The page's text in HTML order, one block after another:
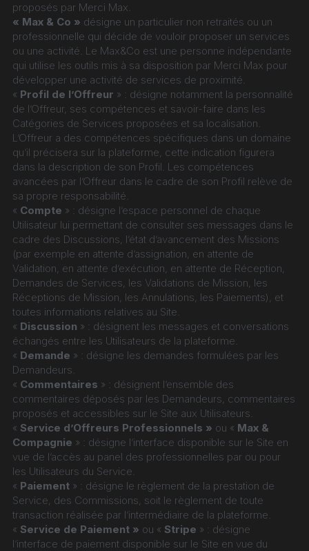
proposés par Merci Max.
« Max & Co » désigne un particulier non retraités ou un
professionnelle qui décide de vouloir proposer un services
ou une activité. Le Max&Co est une personne indépendante
qui utilise les outils mis à sa disposition par Merci Max pour
développer une activité de services de proximité.
« Profil de l’Offreur » : désigne notamment la personnalité
de l’Offreur, ses compétences et savoir-faire dans les
Catégories de Services proposées et sa localisation.
L’Offreur a des compétences spécifiques dans un domaine
qu’il précisera sur la plateforme, cette indication figurera
dans la description de son Profil. Les compétences
avancées par l’Offreur dans le cadre de son Profil relève de
sa propre responsabilité.
« Compte » : désigne l’espace personnel de chaque
Utilisateur lui permettant de consulter ses messages dans le
cadre des Discussions, l’état d’avancement des Missions
(par exemple en attente d’assignation, en attente de
Validation, en attente d’exécution, en attente de Réception,
Demandes de Services, les Validations de Mission, les
Réceptions de Mission, les Annulations, les Paiements), et
toutes informations relatives au Site.
« Discussion » : désignent les messages et conversations
échangés entre les Utilisateurs de la plateforme.
« Demande » : désigne les demandes formulées par les
Demandeurs.
« Commentaires » : désignent l’ensemble des
commentaires déposés par les Demandeurs, commentaires
proposés et accessibles sur le Site aux Utilisateurs.
« Service d’Offreurs Professionnels » ou « Max &
Compagnie » : désigne l’interface disponible sur le Site en
vue de l’accès au panel des professionnelles par ou pour
les Utilisateurs du Service.
« Paiement » : désigne le règlement de la prestation de
Service, des Commissions, soit le règlement de toute
transaction réalisée par l’intermédiaire de la plateforme.
« Service de Paiement » ou « Stripe » : désigne
l’interface de paiement disponible sur le Site en vue du